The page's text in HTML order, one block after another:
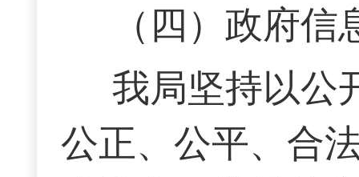
（四）政府
我局坚持以公
公正、公平、合